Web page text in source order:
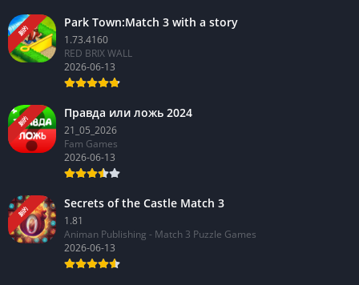
新的
Park Town:Match 3 with a story
1.73.4160
RED BRIX WALL
2026-06-13
新的
Правда или ложь 2024
21_05_2026
Fam Games
2026-06-13
新的
Secrets of the Castle Match 3
1.81
Animan Publishing - Match 3 Puzzle Games
2026-06-13